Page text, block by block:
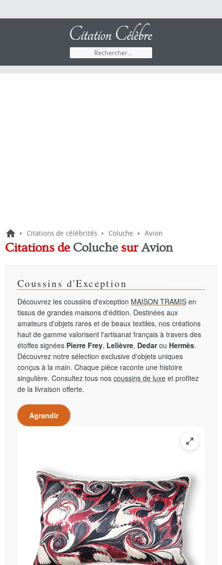
› Citations de célébrités › Coluche › Avion
Citations de ColuchesurAvion
Coussins d'Exception
Découvrez les coussins d'exception MAISON TRAMIS en
tissus de grandes maisons d'édition. Destinées aux
amateurs d'objets rares et de beaux textiles, nos créations
haut de gamme valorisent l'artisanat français à travers des
étoffes signées Pierre Frey, Lelièvre, Dedarou Hermès.
Découvrez notre sélection exclusive d'objets uniques
conçus à la main. Chaque pièce raconte une histoire
singulière. Consultez tous nos coussins de luxe et profitez
de la livraison offerte.
Agrandir